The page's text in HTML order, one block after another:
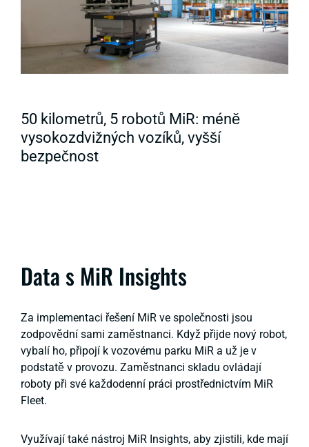
50 kilometrů, 5 robotů MiR: méně
vysokozdvižných vozíků, vyšší
bezpečnost
Data s MiR Insights
Za implementaci řešení MiR ve společnosti jsou
zodpovědní sami zaměstnanci. Když přijde nový robot,
vybalí ho, připojí k vozovému parku MiR a už je v
podstatě v provozu. Zaměstnanci skladu ovládají
roboty při své každodenní práci prostřednictvím MiR
Fleet.
Využívají také nástroj MiR Insights, aby zjistili, kde mají